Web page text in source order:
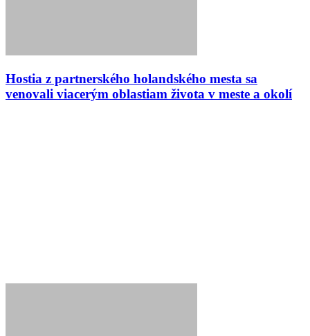
Hostia z partnerského holandského mesta sa
venovali viacerým oblastiam života v meste a okolí